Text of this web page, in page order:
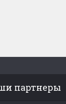
партнеры